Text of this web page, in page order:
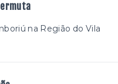
na Região do Vila